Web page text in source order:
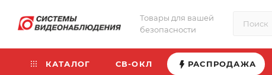
Товары для вашей
безопасности
КАТАЛОГ СВ-ОКЛ РАСПРОДАЖА